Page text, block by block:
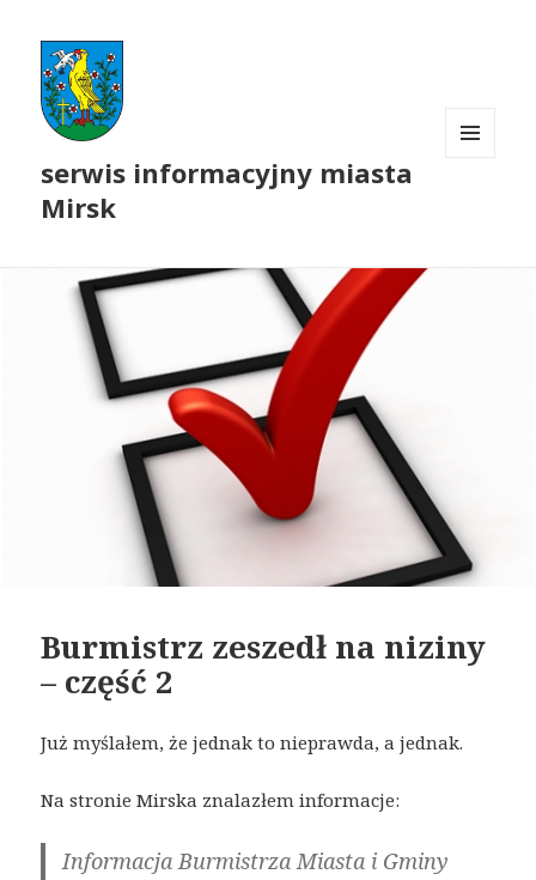
serwis informacyjny miasta
Mirsk
Burmistrz zeszedł na niziny
– część 2
Już myślałem, że jednak to nieprawda, a jednak.
Na stronie Mirska znalazłem informacje:
Informacja Burmistrza Miasta i Gminy